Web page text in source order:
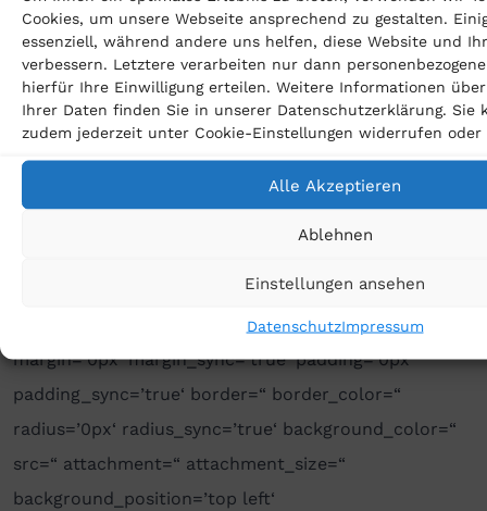
Cookies, um unsere Webseite ansprechend zu gestalten.
essenziell, während andere uns helfen, diese Website und
verbessern. Letztere verarbeiten nur dann
hierfür Ihre Einwilligung erteilen. Weitere Informationen
Ihrer Daten finden Sie in unserer Datenschutzerklärung. Sie
zudem jederzeit unter Cookie-Einstellungen widerrufen oder
Alle Akzeptieren
Ablehnen
Einstellungen ansehen
DatenschutzImpressum
mobile_display=“]
[av_heading heading=’Rechtschutzversicherungen
müssen zahlen‘ tag=’h3′ style=’blockquote modern-
quote‘ size=“ subheading_active=“
subheading_size=’15‘ padding=’0′ color=“
custom_font=“][/av_heading]
[av_one_full first min_height=“
vertical_alignment=’av-align-top‘ space=“
margin=’0px‘ margin_sync=’true‘ padding=’0px‘
padding_sync=’true‘ border=“ border_color=“
radius=’0px‘ radius_sync=’true‘ background_color=“
src=“ attachment=“ attachment_size=“
background_position=’top left‘